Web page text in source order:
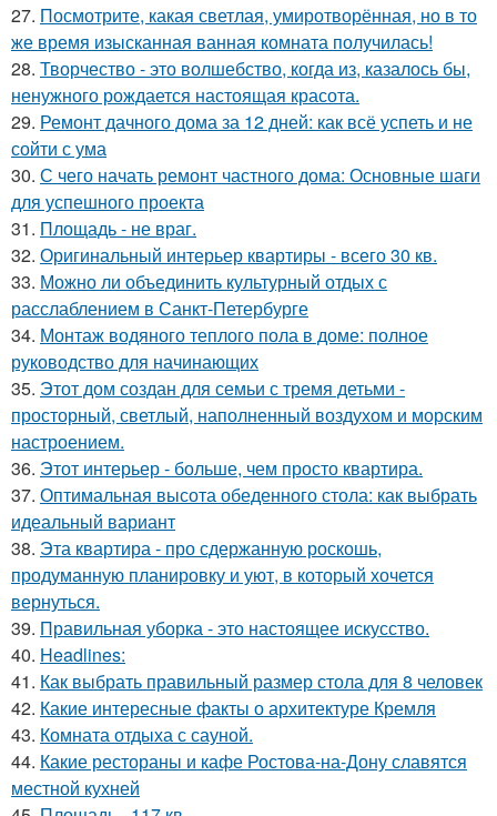
27. Посмотрите, какая светлая, умиротворённая, но в то
же время изысканная ванная комната получилась!
28. Творчество - это волшебство, когда из, казалось бы,
ненужного рождается настоящая красота.
29. Ремонт дачного дома за 12 дней: как всё успеть и не
сойти с ума
30. С чего начать ремонт частного дома: Основные шаги
для успешного проекта
31. Площадь - не враг.
32. Оригинальный интерьер квартиры - всего 30 кв.
33. Можно ли объединить культурный отдых с
расслаблением в Санкт-Петербурге
34. Монтаж водяного теплого пола в доме: полное
руководство для начинающих
35. Этот дом создан для семьи с тремя детьми -
просторный, светлый, наполненный воздухом и морским
настроением.
36. Этот интерьер - больше, чем просто квартира.
37. Оптимальная высота обеденного стола: как выбрать
идеальный вариант
38. Эта квартира - про сдержанную роскошь,
продуманную планировку и уют, в который хочется
вернуться.
39. Правильная уборка - это настоящее искусство.
40. Headlines:
41. Как выбрать правильный размер стола для 8 человек
42. Какие интересные факты о архитектуре Кремля
43. Комната отдыха с сауной.
44. Какие рестораны и кафе Ростова-на-Дону славятся
местной кухней